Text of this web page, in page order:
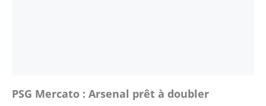
PSG Mercato : Arsenal prêt à doubler